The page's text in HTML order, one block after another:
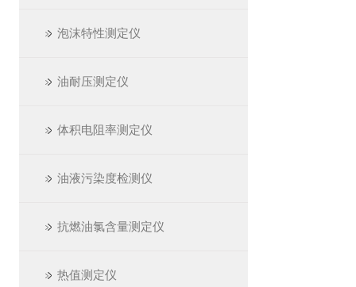
泡沫特性测定仪
油耐压测定仪
体积电阻率测定仪
油液污染度检测仪
抗燃油氯含量测定仪
热值测定仪